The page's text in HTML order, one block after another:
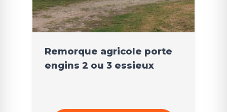
Remorque agricole porte
engins 2 ou 3 essieux